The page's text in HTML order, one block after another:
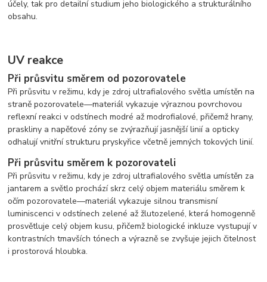
účely, tak pro detailní studium jeho biologického a strukturálního
obsahu.
UV reakce
Při průsvitu směrem od pozorovatele
Při průsvitu v režimu, kdy je zdroj ultrafialového světla umístěn na
straně pozorovatele—materiál vykazuje výraznou povrchovou
reflexní reakci v odstínech modré až modrofialové, přičemž hrany,
praskliny a napěťové zóny se zvýrazňují jasnější linií a opticky
odhalují vnitřní strukturu pryskyřice včetně jemných tokových linií.
Při průsvitu směrem k pozorovateli
Při průsvitu v režimu, kdy je zdroj ultrafialového světla umístěn za
jantarem a světlo prochází skrz celý objem materiálu směrem k
očím pozorovatele—materiál vykazuje silnou transmisní
luminiscenci v odstínech zelené až žlutozelené, která homogenně
prosvětluje celý objem kusu, přičemž biologické inkluze vystupují v
kontrastních tmavších tónech a výrazně se zvyšuje jejich čitelnost
i prostorová hloubka.